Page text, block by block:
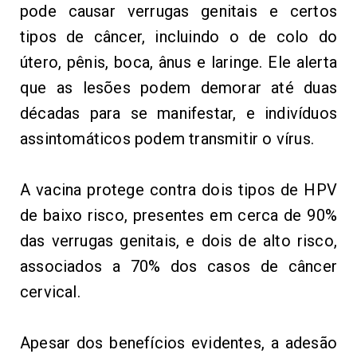
pode
causar verrugas genitais e certos
tipos de câncer, incluindo o de
útero, pênis, boca, ânus e laringe. Ele alerta
que as lesões podem demorar até duas
décadas para se manifestar, e indivíduos
assintomáticos podem transmitir o vírus.
A vacina protege contra dois tipos de HPV
de baixo risco, presentes em cerca de 90%
das verrugas genitais, e dois de alto risco,
associados a 70% dos casos de câncer
cervical.
Apesar dos benefícios evidentes, a adesão